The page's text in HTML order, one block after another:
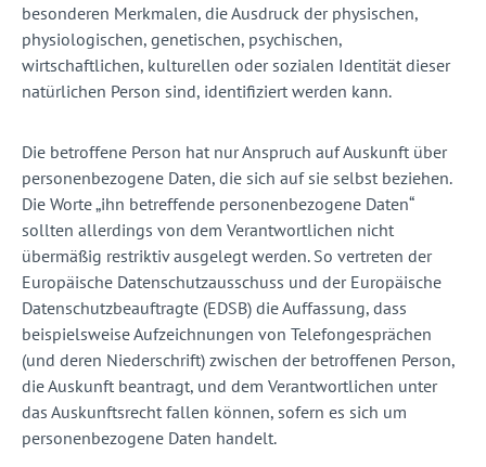
besonderen Merkmalen, die Ausdruck der physischen,
physiologischen, genetischen, psychischen,
wirtschaftlichen, kulturellen oder sozialen Identität dieser
natürlichen Person sind, identifiziert werden kann.
Die betroffene Person hat nur Anspruch auf Auskunft über
personenbezogene Daten, die sich auf sie selbst beziehen.
Die Worte „ihn betreffende personenbezogene Daten“
sollten allerdings von dem Verantwortlichen nicht
übermäßig restriktiv ausgelegt werden. So vertreten der
Europäische Datenschutzausschuss und der Europäische
Datenschutzbeauftragte (EDSB) die Auffassung, dass
beispielsweise Aufzeichnungen von Telefongesprächen
(und deren Niederschrift) zwischen der betroffenen Person,
die Auskunft beantragt, und dem Verantwortlichen unter
das Auskunftsrecht fallen können, sofern es sich um
personenbezogene Daten handelt.